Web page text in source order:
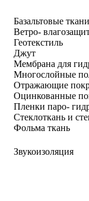
Базальтовые ткани
Ветро-
Геотекстиль
Джут
Мембрана для
Многослойные
Отражающие
Оцинкованные
Пленки паро-
Стеклоткань и
Фольма ткань
Звукоизоляция